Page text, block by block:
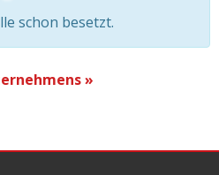
schon besetzt.
»